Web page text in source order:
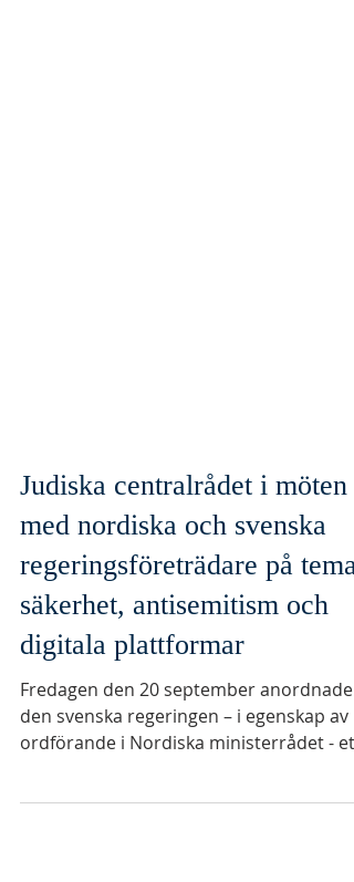
Judiska centralrådet i möten
med nordiska och svenska
regeringsföreträdare på temat
säkerhet, antisemitism och
digitala plattformar
Fredagen den 20 september anordnade
ordförande i Nordiska ministerrådet - ett